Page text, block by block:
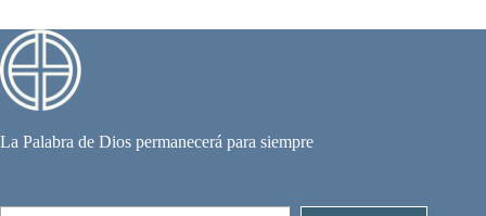
La Palabra de Dios permanecerá para siempre
Escribe tu correo electrónico…